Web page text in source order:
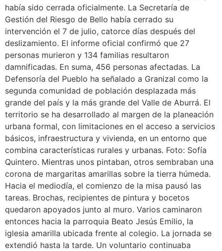
había sido cerrada oficialmente. La Secretaría de
Gestión del Riesgo de Bello había cerrado su
intervención el 7 de julio, catorce días después del
deslizamiento. El informe oficial confirmó que 27
personas murieron y 134 familias resultaron
damnificadas. En suma, 456 personas afectadas. La
Defensoría del Pueblo ha señalado a Granizal como la
segunda comunidad de población desplazada más
grande del país y la más grande del Valle de Aburrá. El
territorio se ha desarrollado al margen de la planeación
urbana formal, con limitaciones en el acceso a servicios
básicos, infraestructura y vivienda, en un entorno que
combina características rurales y urbanas. Foto: Sofía
Quintero. Mientras unos pintaban, otros sembraban una
corona de margaritas amarillas sobre la tierra húmeda.
Hacia el mediodía, el comienzo de la misa pausó las
tareas. Brochas, recipientes de pintura y bocetos
quedaron apoyados junto al muro. Varios caminaron
entonces hacia la parroquia Beato Jesús Emilio, la
iglesia amarilla ubicada frente al colegio. La jornada se
extendió hasta la tarde. Un voluntario continuaba